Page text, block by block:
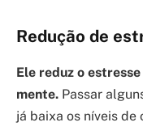
Redução de
Ele reduz o
mente. Passar
já baixa os níveis de